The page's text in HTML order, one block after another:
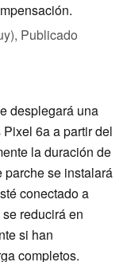
Publicado
desplegará una
6a a partir del
la duración de
parche se instalará
conectado a
reducirá en
si han
completos.